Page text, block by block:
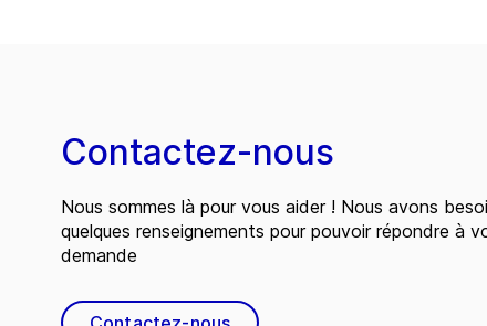
Contactez-nous
Nous sommes là pour vous aider ! Nous avons
quelques renseignements pour pouvoir répondre à
demande